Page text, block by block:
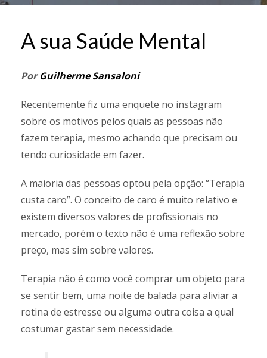
A sua Saúde Mental
PorGuilherme Sansaloni
Recentemente fiz uma enquete no instagram
sobre os motivos pelos quais as pessoas não
fazem terapia, mesmo achando que precisam ou
tendo curiosidade em fazer.
A maioria das pessoas optou pela opção: “Terapia
custa caro”. O conceito de caro é muito relativo e
existem diversos valores de profissionais no
mercado, porém o texto não é uma reflexão sobre
preço, mas sim sobre valores.
Terapia não é como você comprar um objeto para
se sentir bem, uma noite de balada para aliviar a
rotina de estresse ou alguma outra coisa a qual
costumar gastar sem necessidade.